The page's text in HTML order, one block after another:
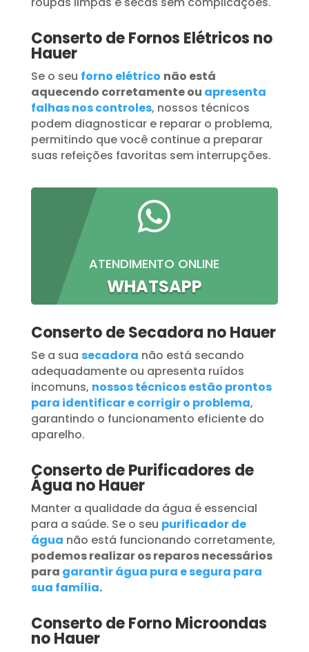
Conserto de Fornos Elétricos no
Hauer
Se o seu forno elétrico não está
aquecendo corretamente ou apresenta
falhas nos controles, nossos técnicos
podem diagnosticar e reparar o problema,
permitindo que você continue a preparar
suas refeições favoritas sem interrupções.

ATENDIMENTO ONLINE
WHATSAPP
Conserto de Secadora no Hauer
Se a sua secadora não está secando
adequadamente ou apresenta ruídos
incomuns, nossos técnicos estão prontos
para identificar e corrigir o problema,
garantindo o funcionamento eficiente do
aparelho.
Conserto de Purificadores de
Água no Hauer
Manter a qualidade da água é essencial
para a saúde. Se o seu purificador de
água não está funcionando corretamente,
podemos realizar os reparos necessários
para garantir água pura e segura para
sua família.
Conserto de Forno Microondas
no Hauer